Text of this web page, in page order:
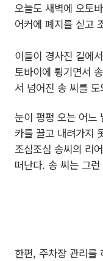
오늘도 새벽에 오토
어커에 폐지를 싣고
이들이 경사진 길에
토바이에 튕기면서
서 넘어진 송 씨를
눈이 펑펑 오는 어느
카를 끌고 내려가지
조심조심 송씨의 리
떠난다. 송 씨는 그
한편, 주차장 관리를